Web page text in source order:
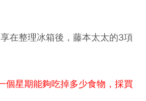
在整理冰箱後，藤本太太的3項
個星期能夠吃掉多少食物，採買